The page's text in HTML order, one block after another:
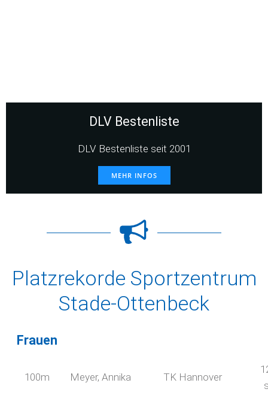
DLV Bestenliste
DLV Bestenliste seit 2001
MEHR INFOS
Platzrekorde Sportzentrum
Stade-Ottenbeck
Frauen
100m Meyer, Annika TK Hannover